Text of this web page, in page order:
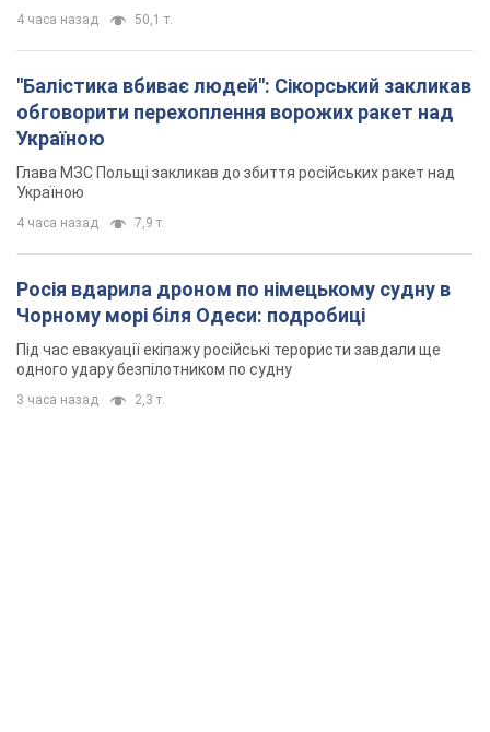
4 часа назад 50,1 т.
"Балістика вбиває людей": Сікорський закликав
обговорити перехоплення ворожих ракет над
Україною
Глава МЗС Польщі закликав до збиття російських ракет над
Україною
4 часа назад 7,9 т.
Росія вдарила дроном по німецькому судну в
Чорному морі біля Одеси: подробиці
Під час евакуації екіпажу російські терористи завдали ще
одного удару безпілотником по судну
3 часа назад 2,3 т.